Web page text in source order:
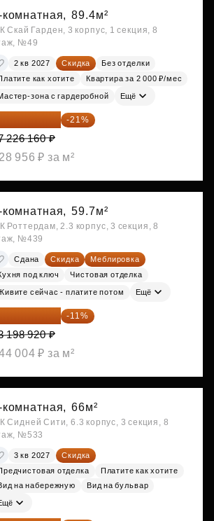
комнатная, 89.4м²
Скай Гарден, 3 корпус, 1 секция, 8
№49
2 кв 2027 Скидка
Без отделки
как хотите
Квартира за 2 000 ₽/мес
зона с гардеробной Ещё
408 666 ₽ -21%
226 160 ₽
956 ₽ за м²
комнатная, 59.7м²
Роттердам, 2.3 корпус, 3 секция, 8
№439
Сдана Скидка
Меблировка
под ключ
Чистовая отделка
сейчас - платите потом Ещё
447 039 ₽ -11%
198 920 ₽
004 ₽ за м²
комнатная, 66м²
Сидней Сити, 6.3 корпус, 3 секция, 8
№533
3 кв 2027
Скидка
отделка
Платите как хотите
на набережную
Вид на бульвар